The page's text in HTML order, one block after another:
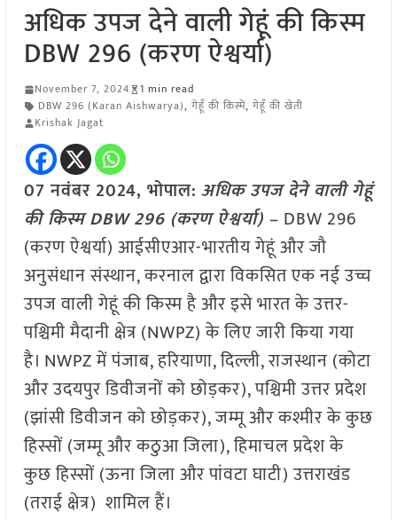
अधिक उपज देने वाली गेहूं की किस्म
DBW 296 (करण ऐश्वर्या)
November 7, 2024
1 min read
DBW 296 (Karan Aishwarya), गेहूँ की किस्में, गेहूँ की खेती
Krishak Jagat
07 नवंबर 2024, भोपाल: अधिक उपज देने वाली गेहूं
की किस्म DBW 296 (करण ऐश्वर्या) – DBW 296
(करण ऐश्वर्या) आईसीएआर-भारतीय गेहूं और जौ
अनुसंधान संस्थान, करनाल द्वारा विकसित एक नई उच्च
उपज वाली गेहूं की किस्म है और इसे भारत के उत्तर-
पश्चिमी मैदानी क्षेत्र (NWPZ) के लिए जारी किया गया
है। NWPZ में पंजाब, हरियाणा, दिल्ली, राजस्थान (कोटा
और उदयपुर डिवीजनों को छोड़कर), पश्चिमी उत्तर प्रदेश
(झांसी डिवीजन को छोड़कर), जम्मू और कश्मीर के कुछ
हिस्सों (जम्मू और कठुआ जिला), हिमाचल प्रदेश के
कुछ हिस्सों (ऊना जिला और पांवटा घाटी) उत्तराखंड
(तराई क्षेत्र) शामिल हैं।